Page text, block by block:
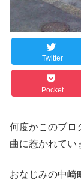
Twitter
Pocket
何度かこのブロ
曲に惹かれてい
おなじみの中崎